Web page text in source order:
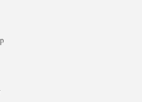
Einspeisevergütung wird
vom Dach gibt es künftig eine höhere
weist das Solar Cluster Baden-